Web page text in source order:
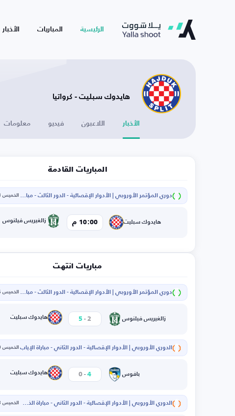
الرئيسية المباريات الأخبار
هايدوك سبليت - كرواتيا
الأخبار اللاعبون فيديو معلومات
المباريات القادمة
دوري المؤتمر الأوروبي | الأدوار الإقصائية - الدور الثالث - مباراة الإياب الخميس 13-08-2026
هايدوك سبليت 10:00 م زالغيريس فيلنوس
مباريات انتهت
دوري المؤتمر الأوروبي | الأدوار الإقصائية - الدور الثالث - مباراة الذهاب الخميس 06-08-2026
زالغيريس فيلنوس 2
-
5 هايدوك سبليت
الدوري الأوروبي | الأدوار الإقصائية - الدور الثاني - مباراة الإياب الخميس 30-07-2026
بافوس 4
-
0 هايدوك سبليت
الدوري الأوروبي | الأدوار الإقصائية - الدور الثاني - مباراة الذهاب الخميس 23-07-2026